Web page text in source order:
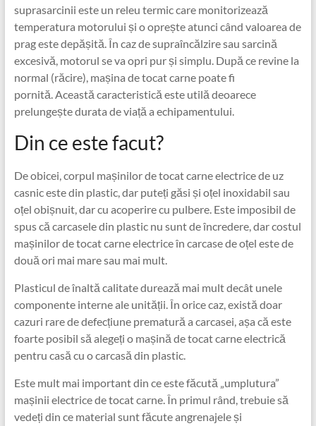
suprasarcinii este un releu termic care monitorizează
temperatura motorului și o oprește atunci când valoarea de
prag este depășită. În caz de supraîncălzire sau sarcină
excesivă, motorul se va opri pur și simplu. După ce revine la
normal (răcire), mașina de tocat carne poate fi
pornită. Această caracteristică este utilă deoarece
prelungește durata de viață a echipamentului.
Din ce este facut?
De obicei, corpul mașinilor de tocat carne electrice de uz
casnic este din plastic, dar puteți găsi și oțel inoxidabil sau
oțel obișnuit, dar cu acoperire cu pulbere. Este imposibil de
spus că carcasele din plastic nu sunt de încredere, dar costul
mașinilor de tocat carne electrice în carcase de oțel este de
două ori mai mare sau mai mult.
Plasticul de înaltă calitate durează mai mult decât unele
componente interne ale unității. În orice caz, există doar
cazuri rare de defecțiune prematură a carcasei, așa că este
foarte posibil să alegeți o mașină de tocat carne electrică
pentru casă cu o carcasă din plastic.
Este mult mai important din ce este făcută „umplutura”
mașinii electrice de tocat carne. În primul rând, trebuie să
vedeți din ce material sunt făcute angrenajele și